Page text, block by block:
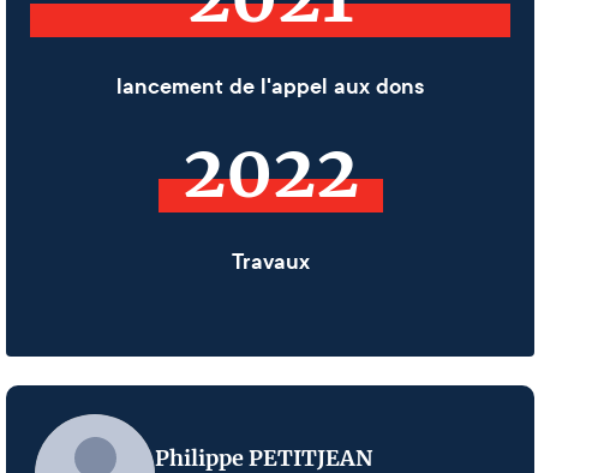
lancement de l'appel aux dons
2022
Travaux
Philippe PETITJEAN